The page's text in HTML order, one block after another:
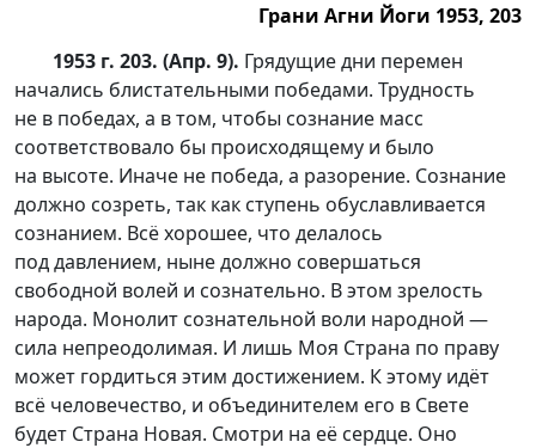
Грани Агни Йоги 1953, 203
1953 г. 203. (Апр. 9). Грядущие дни перемен
начались блистательными победами. Трудность
не в победах, а в том, чтобы сознание масс
соответствовало бы происходящему и было
на высоте. Иначе не победа, а разорение. Сознание
должно созреть, так как ступень обуславливается
сознанием. Всё хорошее, что делалось
под давлением, ныне должно совершаться
свободной волей и сознательно. В этом зрелость
народа. Монолит сознательной воли народной —
сила непреодолимая. И лишь Моя Страна по праву
может гордиться этим достижением. К этому идёт
всё человечество, и объединителем его в Свете
будет Страна Новая. Смотри на её сердце. Оно